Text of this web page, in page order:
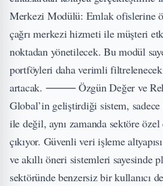
Merkezi Modülü: Emlak ofislerine
çağrı merkezi hizmeti ile müşteri
noktadan yönetilecek. Bu modül
portföyleri daha verimli
artacak. ⸻ Özgün Değer ve
Global’in geliştirdiği sistem,
ile değil, aynı zamanda sektöre
çıkıyor. Güvenli veri işleme
ve akıllı öneri sistemleri sayesinde
sektöründe benzersiz bir kullanıcı